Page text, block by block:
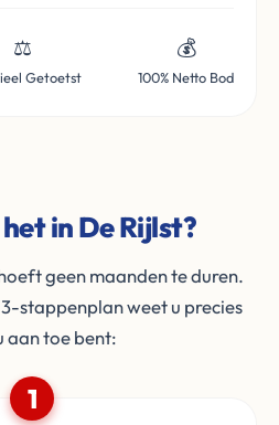
⚖️
Getoetst
💰
100% Netto Bod
in De Rijlst?
geen maanden te duren.
stappenplan weet u precies
aan toe bent:
1